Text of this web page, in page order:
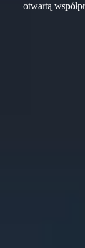
otwartą